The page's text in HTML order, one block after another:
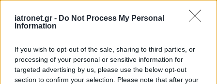
iatronet.gr - Do Not Process My Personal
Information
If you wish to opt-out of the sale, sharing to third parties, or
processing of your personal or sensitive information for
targeted advertising by us, please use the below opt-out
section to confirm your selection. Please note that after your